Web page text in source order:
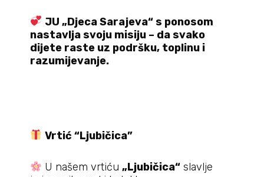
JU „Djeca Sarajeva“ s ponosom
nastavlja svoju misiju – da svako
dijete raste uz podršku, toplinu i
razumijevanje.
Vrtić “Ljubičica”
U našem vrtiću„Ljubičica“ slavlje